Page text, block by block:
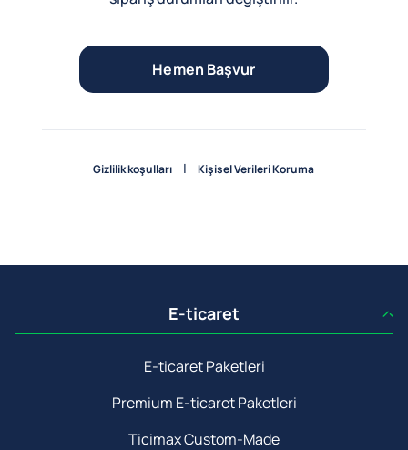
Hemen Başvur
Gizlilik koşulları |Kişisel Verileri Koruma
E-ticaret
E-ticaret Paketleri
Premium E-ticaret Paketleri
Ticimax Custom-Made